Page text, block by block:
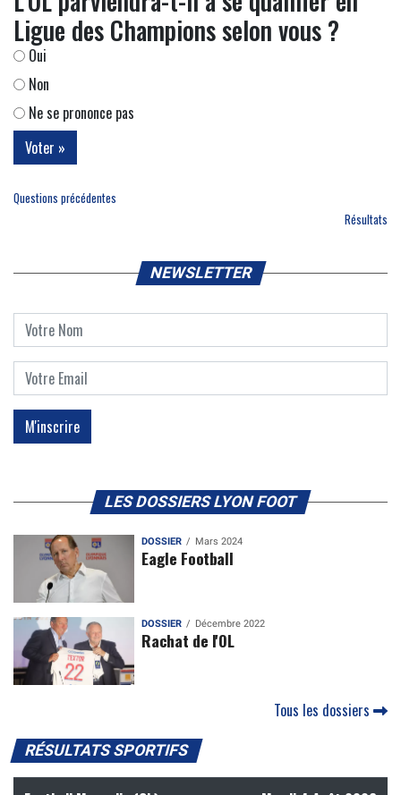
Ligue des Champions selon vous ?
Oui
Non
Ne se prononce pas
Questions précédentes
Résultats
NEWSLETTER
LES DOSSIERS LYON FOOT
DOSSIER Mars 2024
Eagle Football
DOSSIER Décembre 2022
Rachat de l'OL
Tous les dossiers
RÉSULTATS SPORTIFS